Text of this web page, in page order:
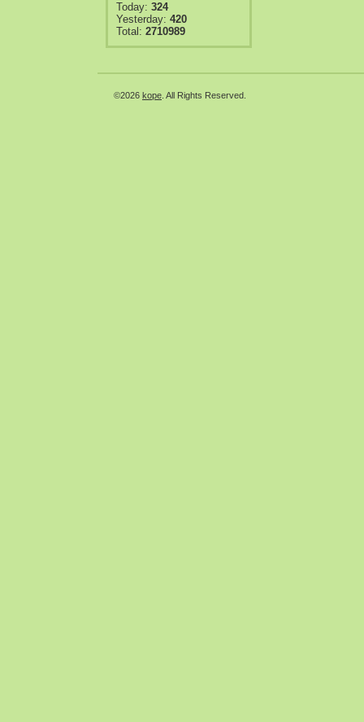
Today: 324
Yesterday: 420
Total: 2710989
©2026 kope . All Rights Reserved.